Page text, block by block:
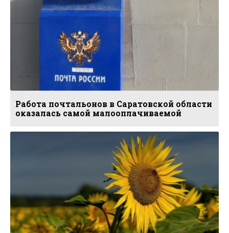
Работа почтальонов в Саратовской области
оказалась самой малооплачиваемой